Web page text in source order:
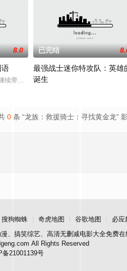
。
8.0
语
续带领小朋友开启冒险。队员们深入海
已完结
最强战士迷你特攻队：英雄
诞生
0 条 “龙族：救援骑士：寻找黄金龙”
搜狗蜘蛛 奇虎地图 谷歌地图
必应
、搞笑综艺、高清无删减电影大全免费在
All Rights Reserved
备21001139号